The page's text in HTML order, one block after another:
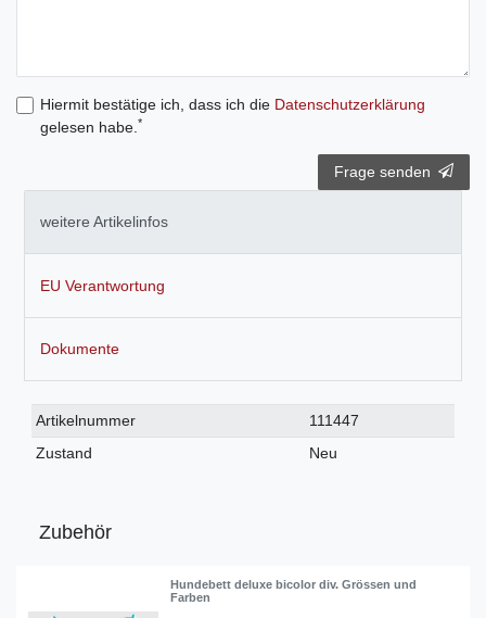
Hiermit bestätige ich, dass ich die Daten­schutz­erklärung
gelesen habe. *
Frage senden
weitere Artikelinfos
EU Verantwortung
Dokumente
Technisches
Merkmal
Wert
Artikelnummer
111447
Zustand
Neu
Zubehör
Hundebett deluxe bicolor div. Grössen und
Farben